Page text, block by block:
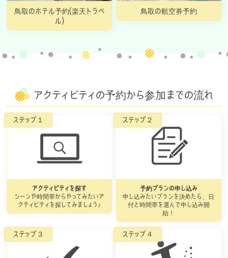
鳥取のホテル予約(楽天トラベ
ル)
鳥取の航空券予約
アクティビティの予約から参加までの流れ
アクティビティを探す
シーンや時間帯からやってみたいア
クティビティを探してみましょう♪
予約プランの申し込み
申し込みたいプランを決めたら、日
付と時間帯を選んで申し込み開
始！